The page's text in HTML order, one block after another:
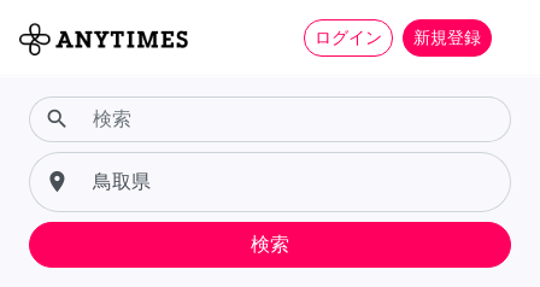
ログイン 新規登録
search
place
検索